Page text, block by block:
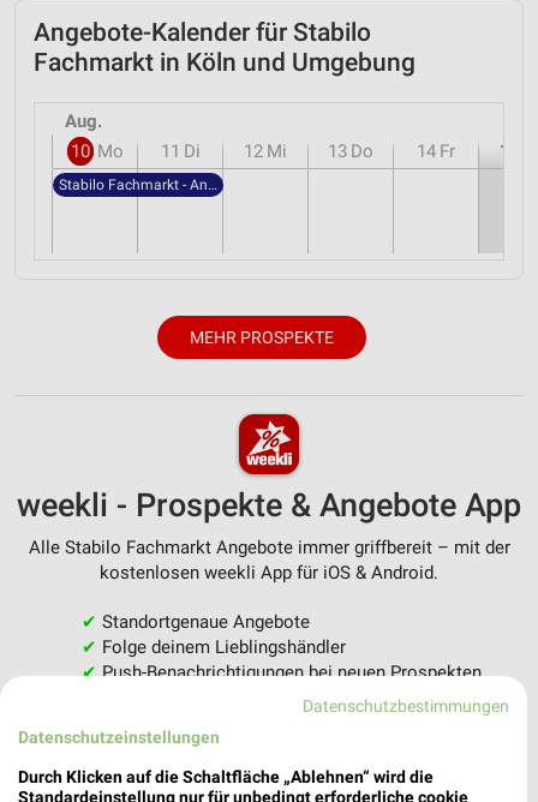
Angebote-Kalender für Stabilo
Fachmarkt in Köln und Umgebung
Aug.
10 Mo 11 Di 12 Mi 13 Do 14 Fr 15
Stabilo Fachmarkt - Angebote ab 29.07.
MEHR PROSPEKTE
weekli - Prospekte & Angebote App
Alle Stabilo Fachmarkt Angebote immer griffbereit – mit der
kostenlosen weekli App für iOS & Android.
✔ Standortgenaue Angebote
✔ Folge deinem Lieblingshändler
✔Push-Benachrichtigungen bei neuen Prospekten
Einkaufsliste - Einkauf stressfrei planen
Datenschutzbestimmungen
Datenschutzeinstellungen
Durch Klicken auf die Schaltfläche „Ablehnen“ wird die
Standardeinstellung nur für unbedingt erforderliche cookie